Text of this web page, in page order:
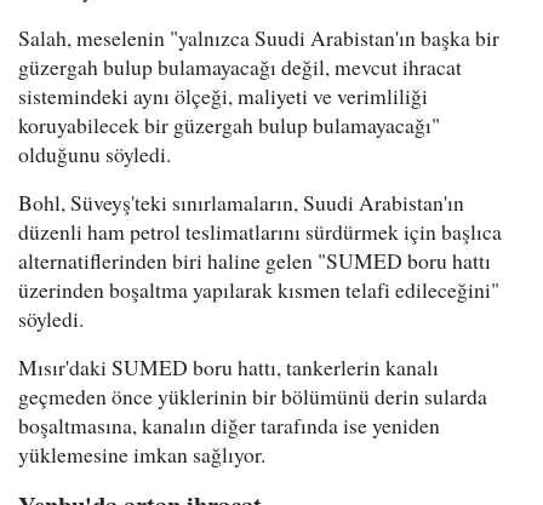
Salah, meselenin "yalnızca Suudi Arabistan'ın başka bir
güzergah bulup bulamayacağı değil, mevcut ihracat
sistemindeki aynı ölçeği, maliyeti ve verimliliği
koruyabilecek bir güzergah bulup bulamayacağı"
olduğunu söyledi.
Bohl, Süveyş'teki sınırlamaların, Suudi Arabistan'ın
düzenli ham petrol teslimatlarını sürdürmek için başlıca
alternatiflerinden biri haline gelen "SUMED boru hattı
üzerinden boşaltma yapılarak kısmen telafi edileceğini"
söyledi.
Mısır'daki SUMED boru hattı, tankerlerin kanalı
geçmeden önce yüklerinin bir bölümünü derin sularda
boşaltmasına, kanalın diğer tarafında ise yeniden
yüklemesine imkan sağlıyor.